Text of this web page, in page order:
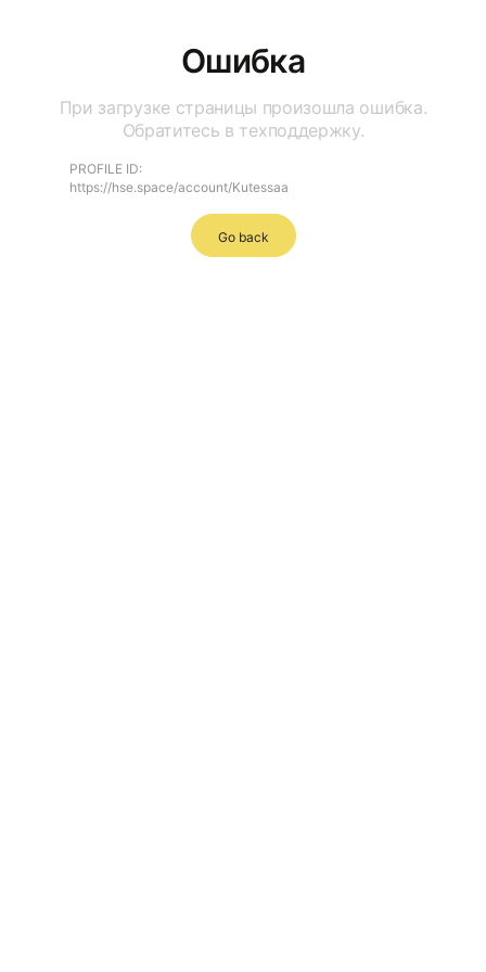
Ошибка
При загрузке страницы произошла ошибка.
Обратитесь в техподдержку.
PROFILE ID:
https://hse.space/account/Kutessaa
Go back